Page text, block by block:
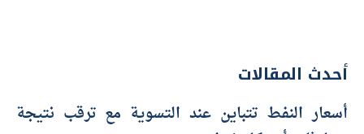
أحدث المقالات
أسعار النفط تتباين عند التسوية مع ترقب نتيجة